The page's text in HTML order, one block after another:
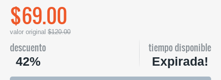
$69.00
valor original $120.00
descuento
42%
tiempo disponible
Expirada!